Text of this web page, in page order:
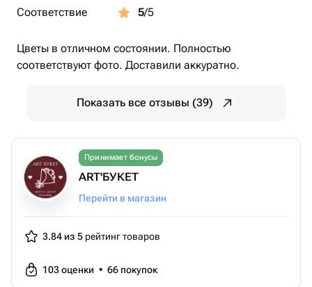
Соответствие 5/5
Цветы в отличном состоянии. Полностью
соответствуют фото. Доставили аккуратно.
Показать все отзывы (39)
Принимает бонусы
ART'БУКЕТ
Перейти в магазин
3.84 из 5 рейтинг товаров
103оценки • 66 покупок